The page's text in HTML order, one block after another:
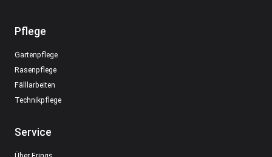
Pflege
Gartenpflege
Rasenpflege
Fälllarbeiten
Technikpflege
Service